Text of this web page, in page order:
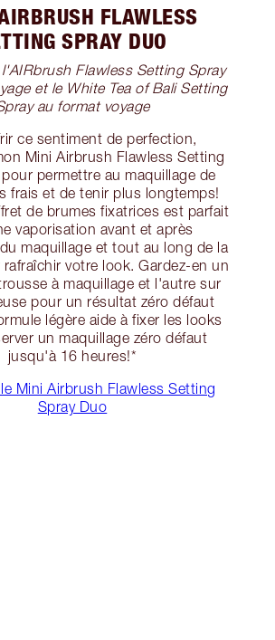
FLAWLESS
SPRAY DUO
Flawless Setting Spray
et le White Tea of Bali Setting
au format voyage
ce sentiment de perfection,
Mini Airbrush Flawless Setting
permettre au maquillage de
frais et de tenir plus longtemps!
de brumes fixatrices est parfait
vaporisation avant et après
maquillage et tout au long de la
votre look. Gardez-en un
à maquillage et l'autre sur
pour un résultat zéro défaut
légère aide à fixer les looks
un maquillage zéro défaut
jusqu'à 16 heures!*
Mini Airbrush Flawless Setting
Spray Duo